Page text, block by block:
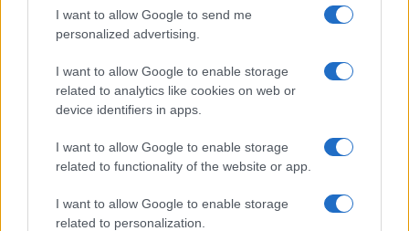
I want to allow Google to send me
personalized advertising.
I want to allow Google to enable storage
related to analytics like cookies on web or
device identifiers in apps.
I want to allow Google to enable storage
related to functionality of the website or app.
I want to allow Google to enable storage
related to personalization.
I nostri cari